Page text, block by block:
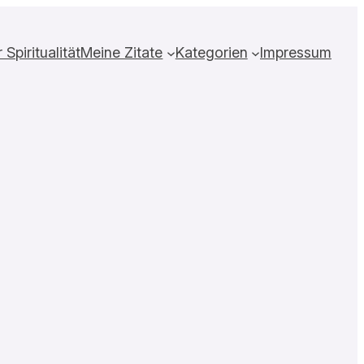
SpiritualitätMeine Zitate Kategorien Impressum